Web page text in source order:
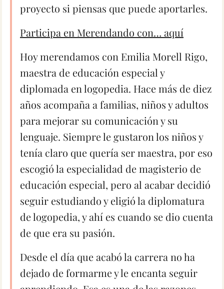
proyecto si piensas que puede aportarles.
Participa en Merendando con… aquí
Hoy merendamos con Emilia Morell Rigo,
maestra de educación especial y
diplomada en logopedia. Hace más de diez
años acompaña a familias, niños y adultos
para mejorar su comunicación y su
lenguaje. Siempre le gustaron los niños y
tenía claro que quería ser maestra, por eso
escogió la especialidad de magisterio de
educación especial, pero al acabar decidió
seguir estudiando y eligió la diplomatura
de logopedia, y ahí es cuando se dio cuenta
de que era su pasión.
Desde el día que acabó la carrera no ha
dejado de formarme y le encanta seguir